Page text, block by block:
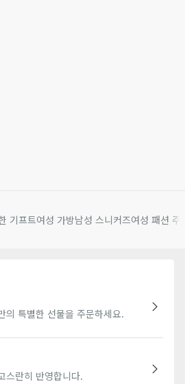
기프트여성 가방남성 스니커즈여성 패션 주
의 특별한 선물을 주문하세요.
스란히 반영합니다.